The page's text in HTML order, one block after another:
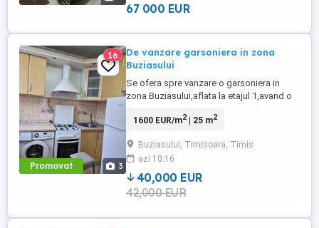
compartimentata oferind un spatiu
67 000 EUR
Promovat 3
16
De vanzare garsoniera in zona
Buziasului
Se ofera spre vanzare o garsoniera in
zona Buziasului,aflata la etajul 1,avand o
mobilata complet. Aceasta a foste recent
Garsoniera este situata intr-o zona cu
acces facil la statii de troleibuz si
tramvaie,institutii de ...
1600 EUR/m2| 25 m2
Buziasului, Timisoara, Timis
azi 10:16
40,000 EUR
42,000 EUR